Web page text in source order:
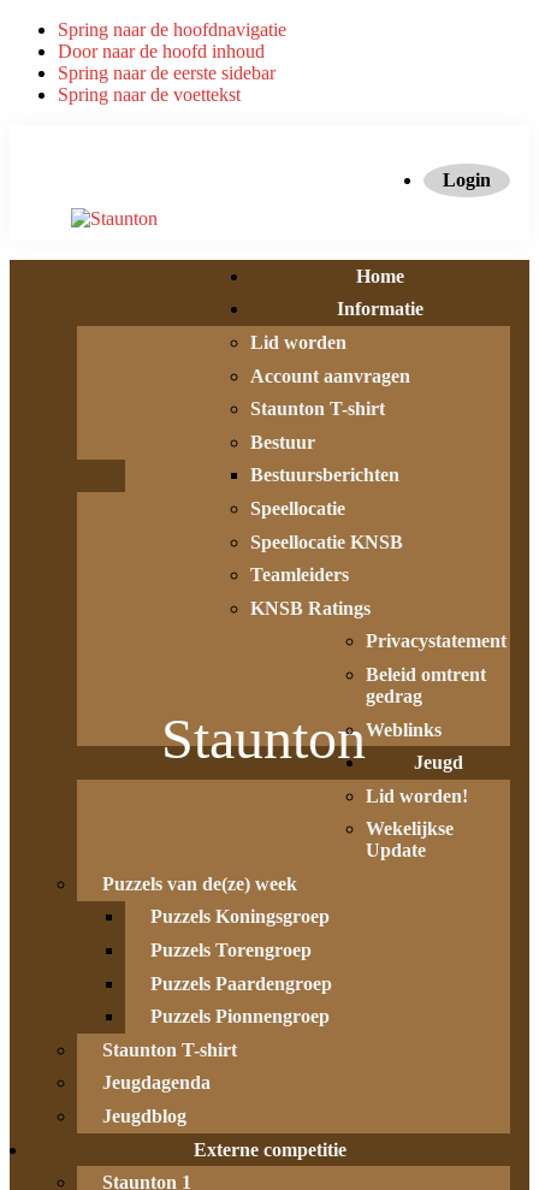
Spring naar de hoofdnavigatie
Door naar de hoofd inhoud
Spring naar de eerste sidebar
Spring naar de voettekst
Login
Staunton
Home
Informatie
Lid worden
Account aanvragen
Staunton T-shirt
Bestuur
Bestuursberichten
Speellocatie
Speellocatie KNSB
Teamleiders
KNSB Ratings
Privacystatement
Beleid omtrent
gedrag
Weblinks
Jeugd
Lid worden!
Wekelijkse
Update
Puzzels van de(ze) week
Puzzels Koningsgroep
Puzzels Torengroep
Puzzels Paardengroep
Puzzels Pionnengroep
Staunton T-shirt
Jeugdagenda
Jeugdblog
Externe competitie
Staunton 1